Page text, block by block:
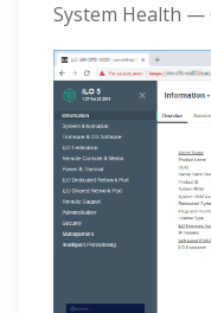
System Health —